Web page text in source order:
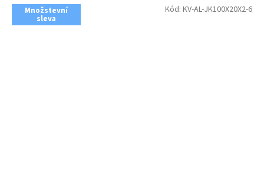
Množstevní
sleva
Kód: KV-AL-JK100X20X2-6